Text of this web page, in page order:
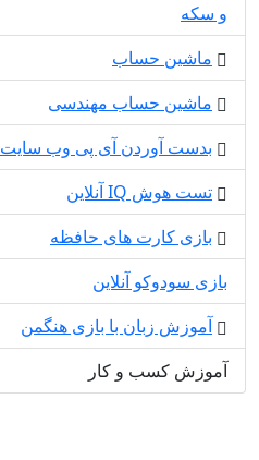
و سکه
ماشین حساب
ماشین حساب مهندسی
بدست آوردن آی پی وب سایت
تست هوش IQ آنلاین
بازی کارت های حافظه
بازی سودوکو آنلاین
آموزش زبان با بازی هنگمن
آموزش کسب و کار